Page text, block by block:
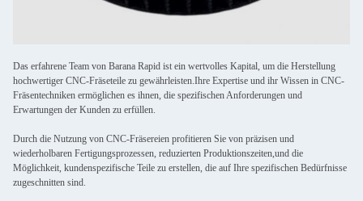
Das erfahrene Team von Barana Rapid ist ein wertvolles Kapital, um die Herstellung
hochwertiger CNC-Fräseteile zu gewährleisten.Ihre Expertise und ihr Wissen in CNC-
Fräsentechniken ermöglichen es ihnen, die spezifischen Anforderungen und
Erwartungen der Kunden zu erfüllen.
Durch die Nutzung von CNC-Fräsereien profitieren Sie von präzisen und
wiederholbaren Fertigungsprozessen, reduzierten Produktionszeiten,und die
Möglichkeit, kundenspezifische Teile zu erstellen, die auf Ihre spezifischen Bedürfnisse
zugeschnitten sind.